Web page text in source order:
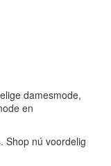
damesmode,
en
Shop nú voordelig